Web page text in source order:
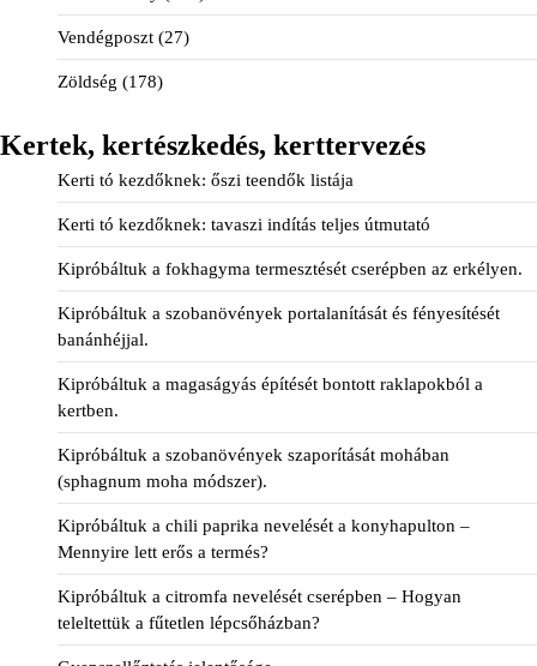
Vendégposzt (27)
Zöldség (178)
Kertek, kertészkedés, kerttervezés
Kerti tó kezdőknek: őszi teendők listája
Kerti tó kezdőknek: tavaszi indítás teljes útmutató
Kipróbáltuk a fokhagyma termesztését cserépben az erkélyen.
Kipróbáltuk a szobanövények portalanítását és fényesítését
banánhéjjal.
Kipróbáltuk a magaságyás építését bontott raklapokból a
kertben.
Kipróbáltuk a szobanövények szaporítását mohában
(sphagnum moha módszer).
Kipróbáltuk a chili paprika nevelését a konyhapulton –
Mennyire lett erős a termés?
Kipróbáltuk a citromfa nevelését cserépben – Hogyan
teleltettük a fűtetlen lépcsőházban?